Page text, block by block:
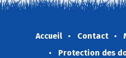
Accueil Contact
Protection des